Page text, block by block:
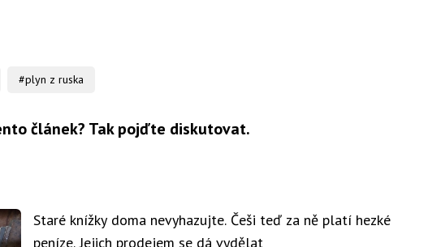
#plyn z ruska
článek? Tak pojďte diskutovat.
Staré knížky doma nevyhazujte. Češi teď za ně platí hezké
peníze. Jejich prodejem se dá vydělat